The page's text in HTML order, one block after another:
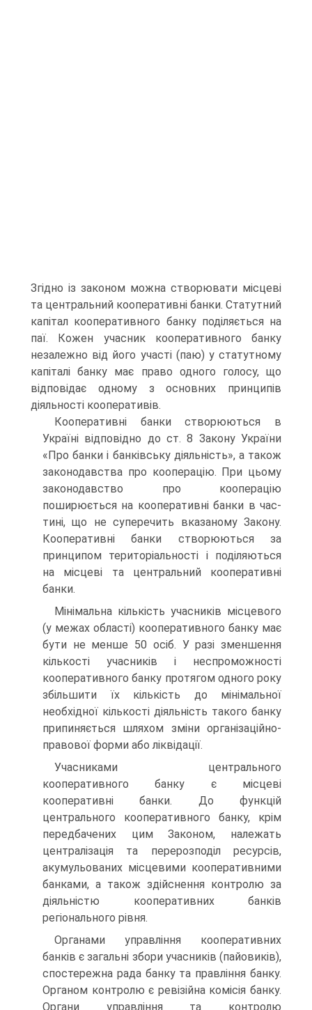
Згідно із законом мо­жна створювати місцеві
та центральний кооперативні банки. Статутний
капітал кооперативного банку поділяється на
паї. Кожен учасник кооперативного банку
незалежно від його участі (паю) у статутному
капіталі банку має право одного голосу, що
відповідає одному з основних принципів
діяльно­сті кооперативів.
Кооперативні банки створюються в
Україні відповідно до ст. 8 Закону України
«Про банки і банківську діяльність», а та­кож
законодавства про кооперацію. При цьому
законодавство про кооперацію
поширюється на кооперативні банки в час­
тині, що не суперечить вказаному Закону.
Кооперативні банки створюються за
принципом територіальності і поді­ляються
на місцеві та центральний кооперативні
банки.
Мінімальна кількість учасників місцевого
(у межах обла­сті) кооперативного банку має
бути не менше 50 осіб. У разі зменшення
кількості учасників і неспроможності
коопера­тивного банку протягом одного року
збільшити їх кількість до мінімальної
необхідної кількості діяльність такого банку
припиняється шляхом зміни організаційно-
правової форми або ліквідації.
Учасниками центрального
кооперативного банку є місце­ві
кооперативні банки. До функцій
центрального кооперати­вного банку, крім
передбачених цим Законом, належать
централізація та перерозподіл ресурсів,
акумульованих міс­цевими кооперативними
банками, а також здійснення конт­ролю за
діяльністю кооперативних банків
регіонального рівня.
Органами управління кооперативних
банків є загальні збори учасників (пайовиків),
спостережна рада банку та правління банку.
Органом контролю є ревізійна комісія ба­нку.
Органи управління та контролю